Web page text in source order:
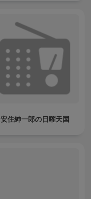
安住紳一郎の日曜天国